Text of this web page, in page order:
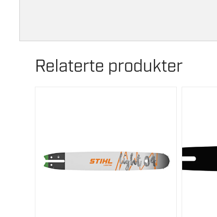
Relaterte produkter